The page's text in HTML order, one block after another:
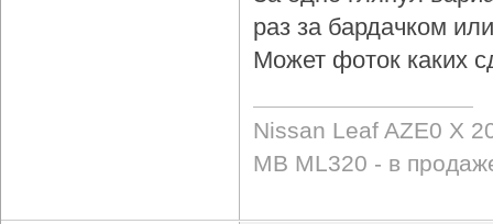
раз за бардачком
Может фоток каких
Nissan Leaf AZE0 X
MB ML320 - в